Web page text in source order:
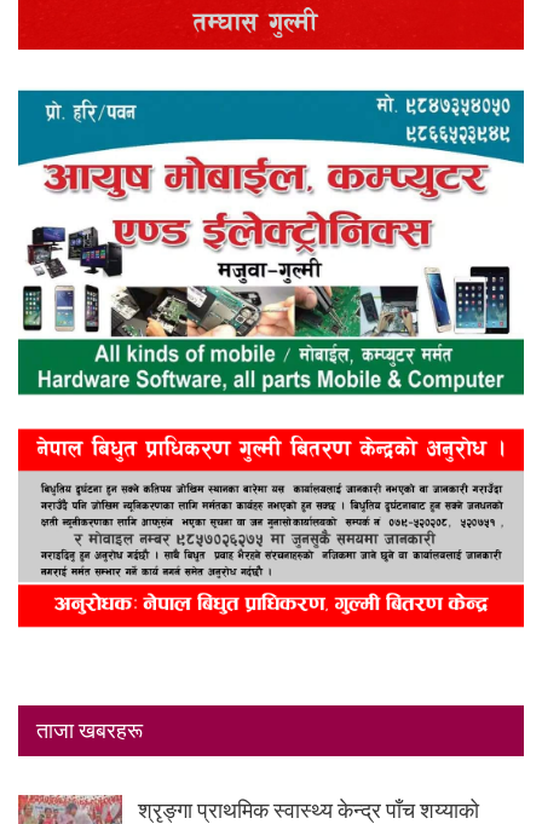
ताजा खबरहरू
श्रृङ्गा प्राथमिक स्वास्थ्य केन्द्र पाँच शय्याको